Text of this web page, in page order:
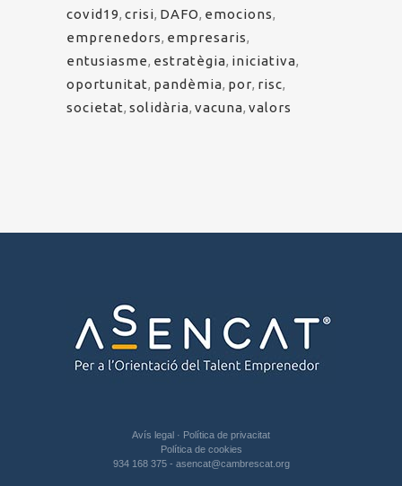
covid19, crisi, DAFO, emocions,
emprenedors, empresaris,
entusiasme, estratègia, iniciativa,
oportunitat, pandèmia, por, risc,
societat, solidària, vacuna, valors
Avís legal · Política de privacitat
Política de cookies
934 168 375 - asencat@cambrescat.org